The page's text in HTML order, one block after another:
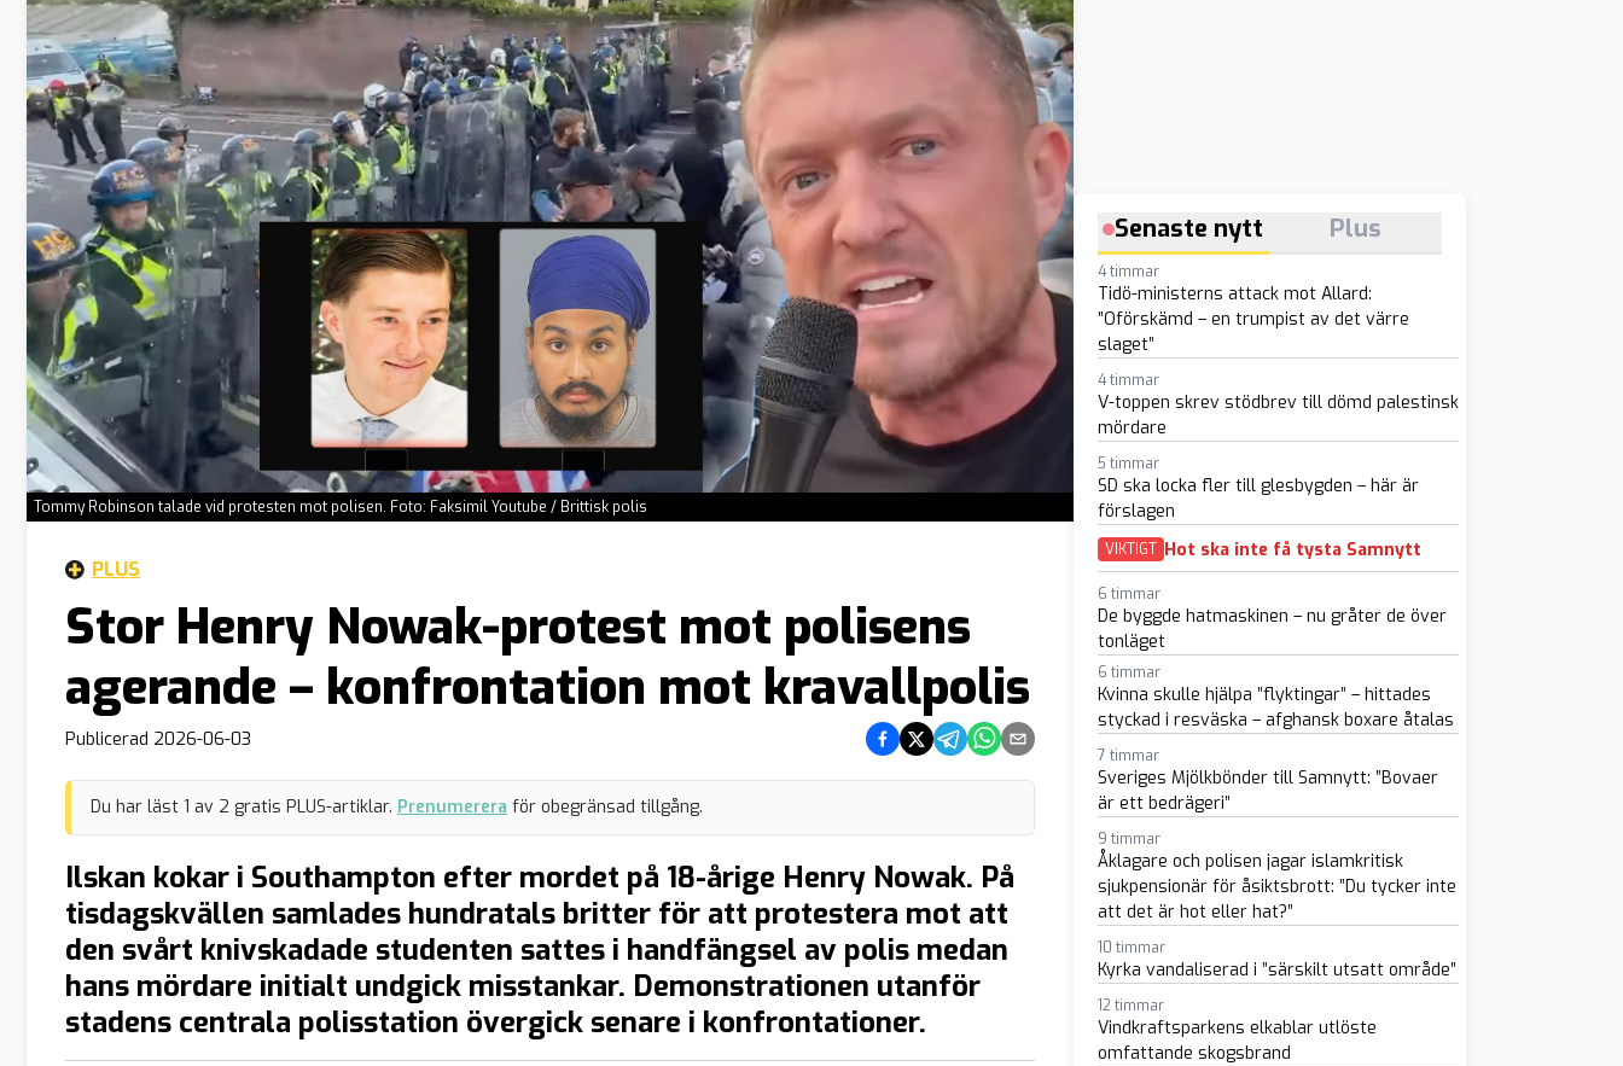
Tommy Robinson talade vid protesten mot polisen. Foto: Faksimil Youtube / Brittisk polis
PLUS
Stor Henry Nowak-protest mot polisens
agerande – konfrontation mot kravallpolis
Publicerad 2026-06-03 Dela på Facebook
Dela på Twitter
Dela på Telegram
Dela på Whatsapp
Dela via e-post
Du har läst 1 av 2 gratis PLUS-artiklar. Prenumerera för obegränsad tillgång.
Ilskan kokar i Southampton efter mordet på 18-årige Henry Nowak. På
tisdagskvällen samlades hundratals britter för att protestera mot att
den svårt knivskadade studenten sattes i handfängsel av polis medan
hans mördare initialt undgick misstankar. Demonstrationen utanför
stadens centrala polisstation övergick senare i konfrontationer.
Senaste nytt Plus
4 timmar
Tidö-ministerns attack mot Allard:
”Oförskämd – en trumpist av det värre
slaget”
4 timmar
V-toppen skrev stödbrev till dömd palestinsk
mördare
5 timmar
SD ska locka fler till glesbygden – här är
förslagen
VIKTIGT Hot ska inte få tysta Samnytt
6 timmar
De byggde hatmaskinen – nu gråter de över
tonläget
6 timmar
Kvinna skulle hjälpa ”flyktingar” – hittades
styckad i resväska – afghansk boxare åtalas
7 timmar
Sveriges Mjölkbönder till Samnytt: ”Bovaer
är ett bedrägeri”
9 timmar
Åklagare och polisen jagar islamkritisk
sjukpensionär för åsiktsbrott: ”Du tycker inte
att det är hot eller hat?”
10 timmar
Kyrka vandaliserad i ”särskilt utsatt område”
12 timmar
Vindkraftsparkens elkablar utlöste
omfattande skogsbrand